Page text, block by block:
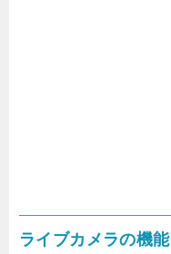
ライブカメラの機能